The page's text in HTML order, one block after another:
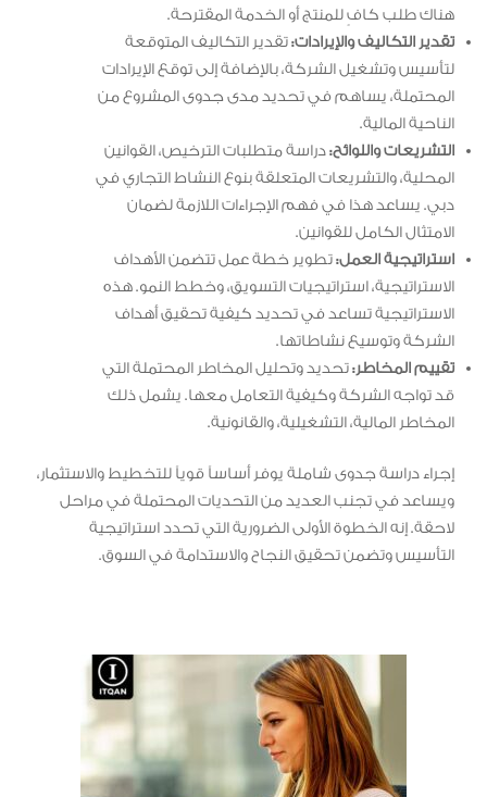
هناك طلب كافٍ للمنتج أو الخدمة المقترحة.
تقدير التكاليف والإيرادات:تقدير التكاليف المتوقعة
لتأسيس وتشغيل الشركة، بالإضافة إلى توقع الإيرادات
المحتملة، يساهم في تحديد مدى جدوى المشروع من
الناحية المالية.
التشريعات واللوائح:دراسة متطلبات الترخيص، القوانين
المحلية، والتشريعات المتعلقة بنوع النشاط التجاري في
دبي. يساعد هذا في فهم الإجراءات اللازمة لضمان
الامتثال الكامل للقوانين.
استراتيجية العمل:تطوير خطة عمل تتضمن الأهداف
الاستراتيجية، استراتيجيات التسويق، وخطط النمو. هذه
الاستراتيجية تساعد في تحديد كيفية تحقيق أهداف
الشركة وتوسيع نشاطاتها.
تقييم المخاطر:تحديد وتحليل المخاطر المحتملة التي
قد تواجه الشركة وكيفية التعامل معها. يشمل ذلك
المخاطر المالية، التشغيلية، والقانونية.
إجراء دراسة جدوى شاملة يوفر أساساً قوياً للتخطيط والاستثمار،
ويساعد في تجنب العديد من التحديات المحتملة في مراحل
لاحقة. إنه الخطوة الأولى الضرورية التي تحدد استراتيجية
التأسيس وتضمن تحقيق النجاح والاستدامة في السوق.